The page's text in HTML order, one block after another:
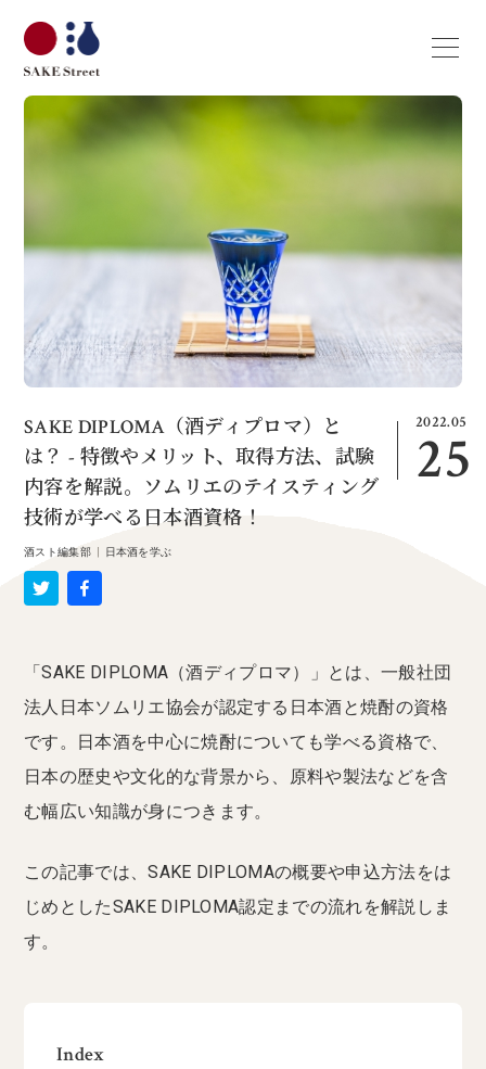
2022.05
25
SAKE DIPLOMA（酒ディプロマ）と
は？ - 特徴やメリット、取得方法、試験
内容を解説。ソムリエのテイスティング
技術が学べる日本酒資格！
酒スト編集部| 日本酒を学ぶ
「SAKE DIPLOMA（酒ディプロマ）」とは、一般社団
法人日本ソムリエ協会が認定する日本酒と焼酎の資格
です。日本酒を中心に焼酎についても学べる資格で、
日本の歴史や文化的な背景から、原料や製法などを含
む幅広い知識が身につきます。
この記事では、SAKE DIPLOMAの概要や申込方法をは
じめとしたSAKE DIPLOMA認定までの流れを解説しま
す。
Index